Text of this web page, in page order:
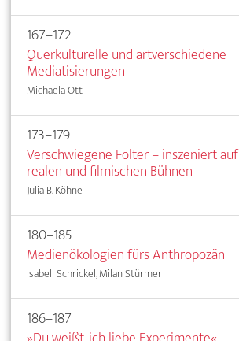
167–172
Querkulturelle und artverschiedene
Mediatisierungen
Michaela Ott
173–179
Verschwiegene Folter – inszeniert auf
realen und filmischen Bühnen
Julia B. Köhne
180–185
Medienökologien fürs Anthropozän
Isabell Schrickel, Milan Stürmer
186–187